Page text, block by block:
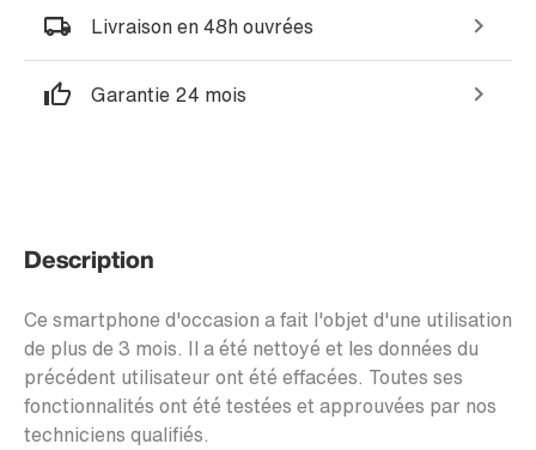
Livraison en 48h ouvrées
Garantie 24 mois
Description
Ce smartphone d'occasion a fait l'objet d'une utilisation
de plus de 3 mois. Il a été nettoyé et les données du
précédent utilisateur ont été effacées. Toutes ses
fonctionnalités ont été testées et approuvées par nos
techniciens qualifiés.